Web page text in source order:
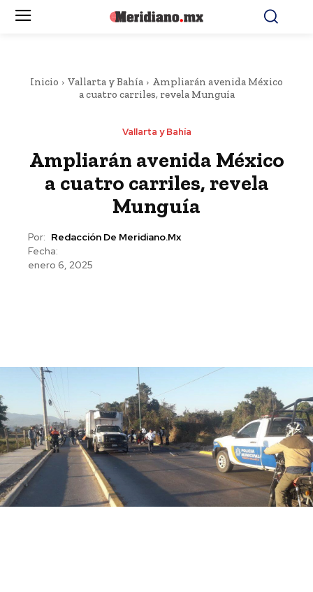
Inicio Vallarta y Bahía
Ampliarán avenida México
a cuatro carriles, revela Munguía
Vallarta y Bahía
Ampliarán avenida México
a cuatro carriles, revela
Munguía
Por: Redacción De Meridiano.mx
Fecha:
enero 6, 2025